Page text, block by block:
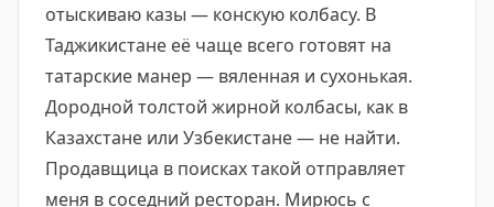
отыскиваю казы — конскую колбасу. В
Таджикистане её чаще всего готовят на
татарские манер — вяленная и сухонькая.
Дородной толстой жирной колбасы, как в
Казахстане или Узбекистане — не найти.
Продавщица в поисках такой отправляет
меня в соседний ресторан. Мирюсь с